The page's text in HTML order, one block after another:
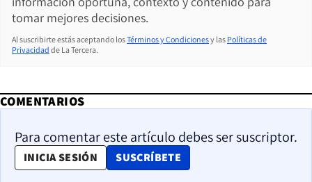
tomar mejores decisiones.
Al suscribirte estás aceptando losTérminos y Condicionesy las Políticas de
Privacidad de La Tercera.
COMENTARIOS
Para comentar este artículo debes ser suscriptor.
INICIA SESIÓN SUSCRÍBETE
OPENS IN NEW WINDOW